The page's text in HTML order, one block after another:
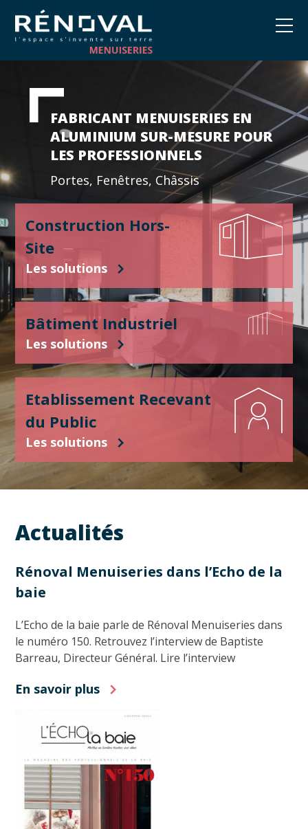
FABRICANT MENUISERIES EN
ALUMINIUM SUR-MESURE POUR
LES PROFESSIONNELS
Portes, Fenêtres, Châssis
Construction Hors-
Site
Les solutions
Bâtiment Industriel
Les solutions
Etablissement Recevant
du Public
Les solutions
Actualités
Rénoval Menuiseries dans l’Echo de la
baie
L’Echo de la baie parle de Rénoval Menuiseries dans
le numéro 150. Retrouvez l’interview de Baptiste
Barreau, Directeur Général. Lire l’interview
En savoir plus